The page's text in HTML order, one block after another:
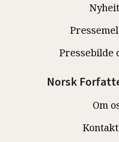
Pressebilde
Norsk
Om